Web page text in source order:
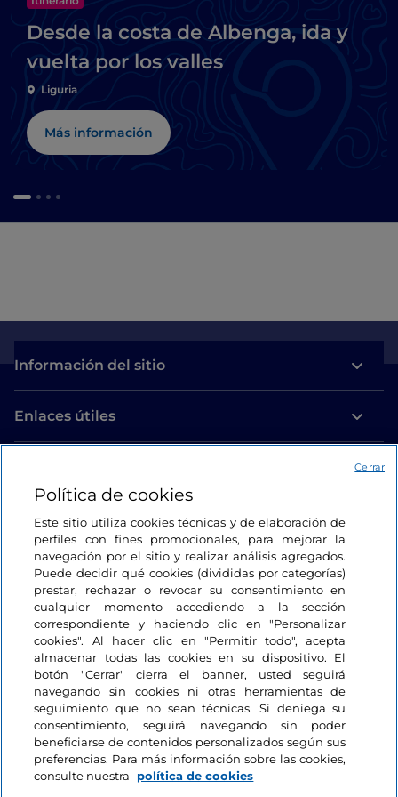
Desde la costa de Albenga, ida y
vuelta por los valles
Liguria
Más información
Información del sitio
Enlaces útiles
Estamos en contacto
Política de cookies
Este sitio utiliza cookies técnicas y de elaboración de
perfiles con fines promocionales, para mejorar la
navegación por el sitio y realizar análisis agregados.
Puede decidir qué cookies (divididas por categorías)
prestar, rechazar o revocar su consentimiento en
cualquier momento accediendo a la sección
correspondiente y haciendo clic en "Personalizar
cookies". Al hacer clic en "Permitir todo", acepta
almacenar todas las cookies en su dispositivo. El
botón "Cerrar" cierra el banner, usted seguirá
navegando sin cookies ni otras herramientas de
seguimiento que no sean técnicas. Si deniega su
consentimiento, seguirá navegando sin poder
beneficiarse de contenidos personalizados según sus
preferencias. Para más información sobre las cookies,
consulte nuestra
política de cookies
Cerrar